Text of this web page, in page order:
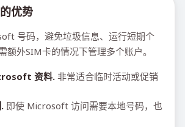
优势
号码，避免垃圾信息、运行短期个
额外SIM卡的情况下管理多个账户。
资料. 非常适合临时活动或促销
即使 Microsoft 访问需要本地号码，也